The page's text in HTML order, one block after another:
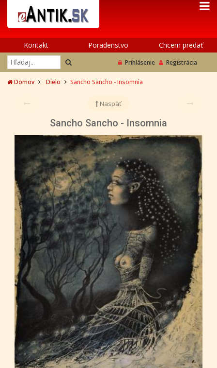
Kontakt Poradenstvo Chcem predať
Prihlásenie Registrácia
Domov Dielo Sancho Sancho - Insomnia
Naspäť
Sancho Sancho - Insomnia